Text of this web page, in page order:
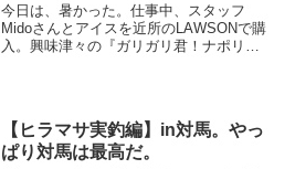
今日は、暑かった。仕事中、スタッフ
Midoさんとアイスを近所のLAWSONで購
入。興味津々の『ガリガリ君！ナポリタ
してまで、自分の味覚...
【ヒラマサ実釣編】in対馬。やっ
ぱり対馬は最高だ。